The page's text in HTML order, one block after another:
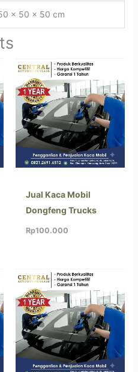
× 50 × 50 cm
Jual Kaca Mobil
Dongfeng Trucks
Rp100.000